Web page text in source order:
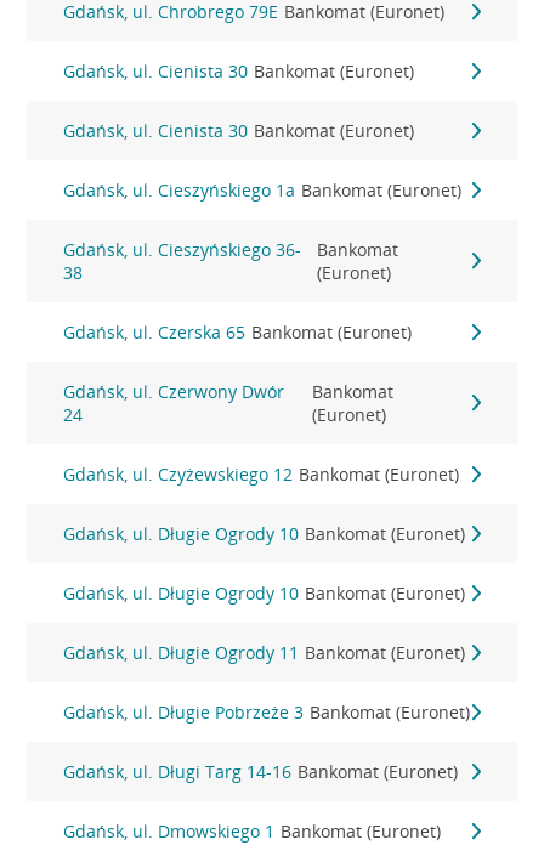
Gdańsk, ul. Chrobrego 79E Bankomat (Euronet)
Gdańsk, ul. Cienista 30 Bankomat (Euronet)
Gdańsk, ul. Cienista 30 Bankomat (Euronet)
Gdańsk, ul. Cieszyńskiego 1a Bankomat (Euronet)
Gdańsk, ul. Cieszyńskiego 36-
38
Bankomat
(Euronet)
Gdańsk, ul. Czerska 65 Bankomat (Euronet)
Gdańsk, ul. Czerwony Dwór
24
Bankomat
(Euronet)
Gdańsk, ul. Czyżewskiego 12 Bankomat (Euronet)
Gdańsk, ul. Długie Ogrody 10 Bankomat (Euronet)
Gdańsk, ul. Długie Ogrody 10 Bankomat (Euronet)
Gdańsk, ul. Długie Ogrody 11 Bankomat (Euronet)
Gdańsk, ul. Długie Pobrzeże 3 Bankomat (Euronet)
Gdańsk, ul. Długi Targ 14-16 Bankomat (Euronet)
Gdańsk, ul. Dmowskiego 1 Bankomat (Euronet)